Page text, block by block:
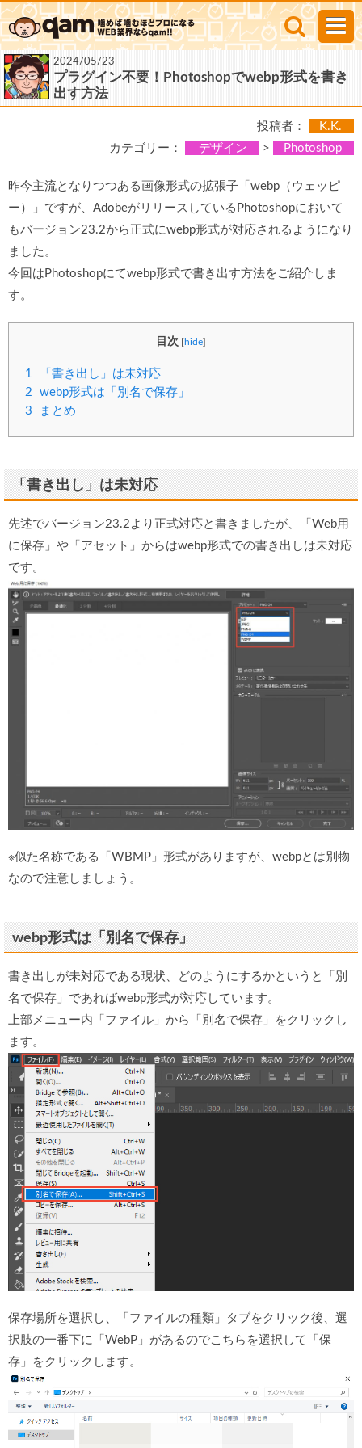
2024/05/23
プラグイン不要！Photoshopでwebp形式を書き
出す方法
投稿者：
K.K.
カテゴリー：
デザイン > Photoshop
昨今主流となりつつある画像形式の拡張子「webp（ウェッピ
ー）」ですが、AdobeがリリースしているPhotoshopにおいて
もバージョン23.2から正式にwebp形式が対応されるようになり
ました。
今回はPhotoshopにてwebp形式で書き出す方法をご紹介しま
す。
目次 [hide]
1
「書き出し」は未対応
2
webp形式は「別名で保存」
3
まとめ
「書き出し」は未対応
先述でバージョン23.2より正式対応と書きましたが、「Web用
に保存」や「アセット」からはwebp形式での書き出しは未対応
です。
※似た名称である「WBMP」形式がありますが、webpとは別物
なので注意しましょう。
webp形式は「別名で保存」
書き出しが未対応である現状、どのようにするかというと「別
名で保存」であればwebp形式が対応しています。
上部メニュー内「ファイル」から「別名で保存」をクリックし
ます。
保存場所を選択し、「ファイルの種類」タブをクリック後、選
択肢の一番下に「WebP」があるのでこちらを選択して「保
存」をクリックします。